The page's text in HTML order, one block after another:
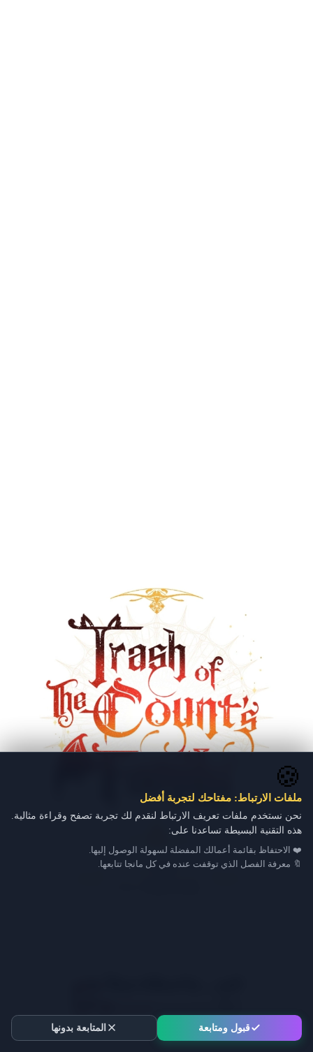
🍪
ملفات الارتباط: مفتاحك لتجربة أفضل
نحن نستخدم ملفات تعريف الارتباط لنقدم لك تجربة تصفح وقراءة مثالية.
هذه التقنية البسيطة تساعدنا على:
❤️ الاحتفاظ بقائمة أعمالك المفضلة لسهولة الوصول إليها.
🔖 معرفة الفصل الذي توقفت عنده في كل مانجا تتابعها.
قبول ومتابعة المتابعة بدونها